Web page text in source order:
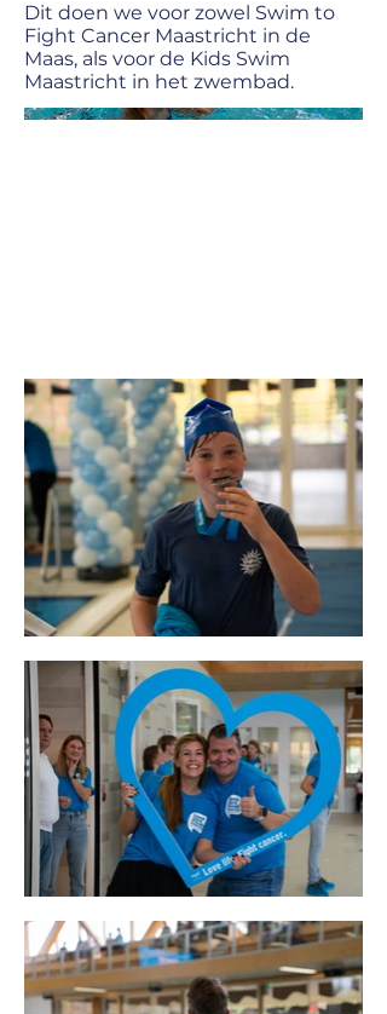
Dit doen we voor zowel Swim to
Fight Cancer Maastricht in de
Maas, als voor de Kids Swim
Maastricht in het zwembad.